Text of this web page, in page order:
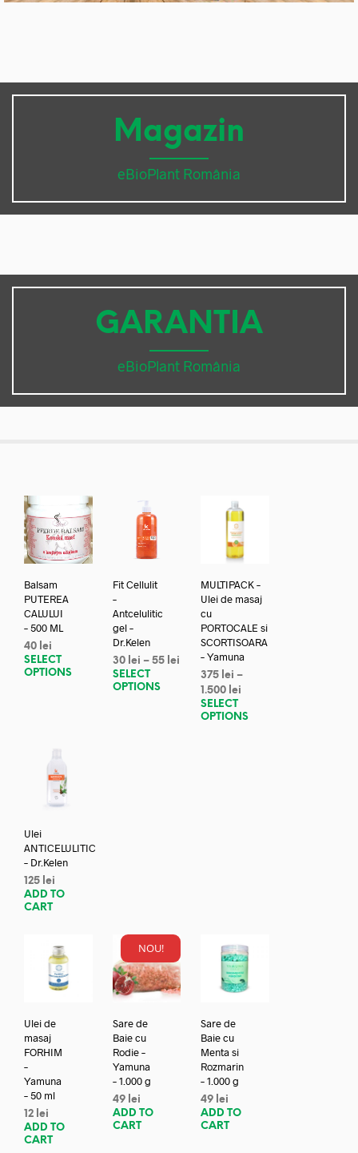
Magazin
eBioPlant România
GARANTIA
eBioPlant România
Balsam
PUTEREA
CALULUI
– 500 ML
40 lei
SELECT
OPTIONS
Fit Cellulit
–
Antcelulitic
gel –
Dr.Kelen
30 lei – 55 lei
SELECT
OPTIONS
MULTIPACK –
Ulei de masaj
cu
PORTOCALE si
SCORTISOARA
– Yamuna
375 lei –
1.500 lei
SELECT
OPTIONS
Ulei
ANTICELULITIC
– Dr.Kelen
125 lei
ADD TO
CART
Ulei de
masaj
FORHIM
–
Yamuna
– 50 ml
12 lei
ADD TO
CART
NOU!
Sare de
Baie cu
Rodie –
Yamuna
– 1.000 g
49 lei
ADD TO
CART
Sare de
Baie cu
Menta si
Rozmarin
– 1.000 g
49 lei
ADD TO
CART